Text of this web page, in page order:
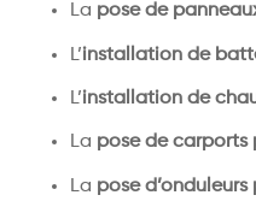
La pose de
L’installation de
L’installation de
La pose de carports
La pose